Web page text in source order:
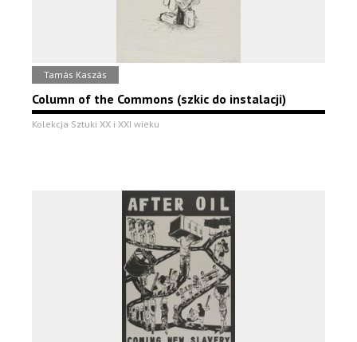
Tamás Kaszás
Column of the Commons (szkic do instalacji)
Kolekcja Sztuki XX i XXI wieku